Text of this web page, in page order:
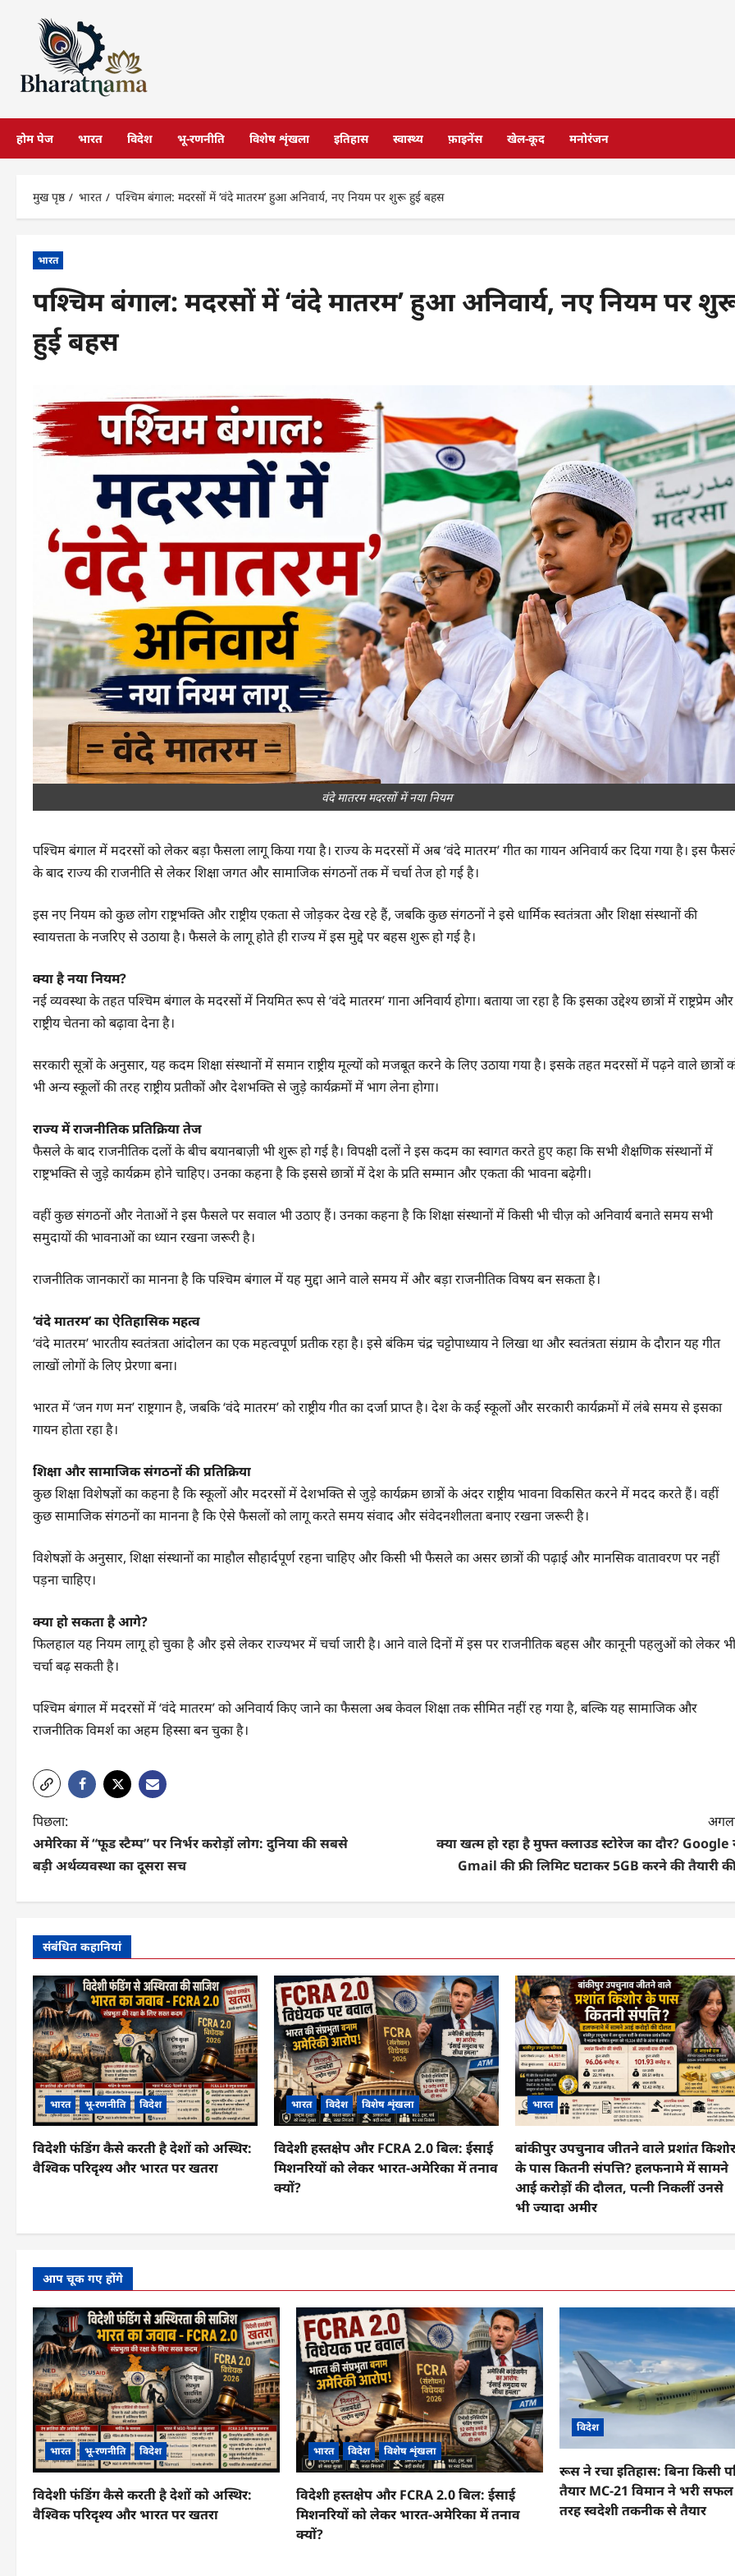
होम पेज भारत विदेश भू-रणनीति विशेष शृंखला इतिहास स्वास्थ्य फ़ाइनेंस खेल-कूद मनोरंजन
मुख पृष्ठ भारत पश्चिम बंगाल: मदरसों में ‘वंदे मातरम’ हुआ अनिवार्य, नए नियम पर शुरू हुई बहस
भारत
पश्चिम बंगाल: मदरसों में ‘वंदे मातरम’ हुआ अनिवार्य, नए नियम पर
हुई बहस
वंदे मातरम मदरसों में नया नियम
पश्चिम बंगाल में मदरसों को लेकर बड़ा फैसला लागू किया गया है। राज्य के मदरसों में अब ‘वंदे मातरम’ गीत का गायन अनिवार्य कर दिया गया है। इस
के बाद राज्य की राजनीति से लेकर शिक्षा जगत और सामाजिक संगठनों तक में चर्चा तेज हो गई है।
इस नए नियम को कुछ लोग राष्ट्रभक्ति और राष्ट्रीय एकता से जोड़कर देख रहे हैं, जबकि कुछ संगठनों ने इसे धार्मिक स्वतंत्रता और शिक्षा संस्थानों की
स्वायत्तता के नजरिए से उठाया है। फैसले के लागू होते ही राज्य में इस मुद्दे पर बहस शुरू हो गई है।
क्या है नया नियम?
नई व्यवस्था के तहत पश्चिम बंगाल के मदरसों में नियमित रूप से ‘वंदे मातरम’ गाना अनिवार्य होगा। बताया जा रहा है कि इसका उद्देश्य छात्रों में राष्ट्रप्रेम और
राष्ट्रीय चेतना को बढ़ावा देना है।
सरकारी सूत्रों के अनुसार, यह कदम शिक्षा संस्थानों में समान राष्ट्रीय मूल्यों को मजबूत करने के लिए उठाया गया है। इसके तहत मदरसों में पढ़ने वाले छात्रों
भी अन्य स्कूलों की तरह राष्ट्रीय प्रतीकों और देशभक्ति से जुड़े कार्यक्रमों में भाग लेना होगा।
राज्य में राजनीतिक प्रतिक्रिया तेज
फैसले के बाद राजनीतिक दलों के बीच बयानबाज़ी भी शुरू हो गई है। विपक्षी दलों ने इस कदम का स्वागत करते हुए कहा कि सभी शैक्षणिक संस्थानों में
राष्ट्रभक्ति से जुड़े कार्यक्रम होने चाहिए। उनका कहना है कि इससे छात्रों में देश के प्रति सम्मान और एकता की भावना बढ़ेगी।
वहीं कुछ संगठनों और नेताओं ने इस फैसले पर सवाल भी उठाए हैं। उनका कहना है कि शिक्षा संस्थानों में किसी भी चीज़ को अनिवार्य बनाते समय सभी
समुदायों की भावनाओं का ध्यान रखना जरूरी है।
राजनीतिक जानकारों का मानना है कि पश्चिम बंगाल में यह मुद्दा आने वाले समय में और बड़ा राजनीतिक विषय बन सकता है।
‘वंदे मातरम’ का ऐतिहासिक महत्व
‘वंदे मातरम’ भारतीय स्वतंत्रता आंदोलन का एक महत्वपूर्ण प्रतीक रहा है। इसे बंकिम चंद्र चट्टोपाध्याय ने लिखा था और स्वतंत्रता संग्राम के दौरान यह गीत
लाखों लोगों के लिए प्रेरणा बना।
भारत में ‘जन गण मन’ राष्ट्रगान है, जबकि ‘वंदे मातरम’ को राष्ट्रीय गीत का दर्जा प्राप्त है। देश के कई स्कूलों और सरकारी कार्यक्रमों में लंबे समय से इसका
गायन होता रहा है।
शिक्षा और सामाजिक संगठनों की प्रतिक्रिया
कुछ शिक्षा विशेषज्ञों का कहना है कि स्कूलों और मदरसों में देशभक्ति से जुड़े कार्यक्रम छात्रों के अंदर राष्ट्रीय भावना विकसित करने में मदद करते हैं। वहीं
कुछ सामाजिक संगठनों का मानना है कि ऐसे फैसलों को लागू करते समय संवाद और संवेदनशीलता बनाए रखना जरूरी है।
विशेषज्ञों के अनुसार, शिक्षा संस्थानों का माहौल सौहार्दपूर्ण रहना चाहिए और किसी भी फैसले का असर छात्रों की पढ़ाई और मानसिक वातावरण पर नहीं
पड़ना चाहिए।
क्या हो सकता है आगे?
फिलहाल यह नियम लागू हो चुका है और इसे लेकर राज्यभर में चर्चा जारी है। आने वाले दिनों में इस पर राजनीतिक बहस और कानूनी पहलुओं को लेकर भी
चर्चा बढ़ सकती है।
पश्चिम बंगाल में मदरसों में ‘वंदे मातरम’ को अनिवार्य किए जाने का फैसला अब केवल शिक्षा तक सीमित नहीं रह गया है, बल्कि यह सामाजिक और
राजनीतिक विमर्श का अहम हिस्सा बन चुका है।
पो
स्ट
गे
श
न
पिछला:
अमेरिका में “फूड स्टैम्प” पर निर्भर करोड़ों लोग: दुनिया की सबसे
बड़ी अर्थव्यवस्था का दूसरा सच
क्या खत्म हो रहा है मुफ्त क्लाउड स्टोरेज का दौर? Google
Gmail की फ्री लिमिट घटाकर 5GB करने की तैयारी
संबंधित कहानियां
भारत भू-रणनीति विदेश
विदेशी फंडिंग कैसे करती है देशों को अस्थिर:
वैश्विक परिदृश्य और भारत पर खतरा
भारत विदेश विशेष शृंखला
विदेशी हस्तक्षेप और FCRA 2.0 बिल: ईसाई
मिशनरियों को लेकर भारत-अमेरिका में तनाव
क्यों?
भारत
बांकीपुर उपचुनाव जीतने वाले प्रशांत
के पास कितनी संपत्ति? हलफनामे में सामने
आई करोड़ों की दौलत, पत्नी निकलीं उनसे
भी ज्यादा अमीर
आप चूक गए होंगे
भारत भू-रणनीति विदेश
विदेशी फंडिंग कैसे करती है देशों को अस्थिर:
वैश्विक परिदृश्य और भारत पर खतरा
भारत विदेश विशेष शृंखला
विदेशी हस्तक्षेप और FCRA 2.0 बिल: ईसाई
मिशनरियों को लेकर भारत-अमेरिका में तनाव
क्यों?
विदेश
रूस ने रचा इतिहास: बिना किसी
तैयार MC-21 विमान ने भरी सफल
तरह स्वदेशी तकनीक से तैयार